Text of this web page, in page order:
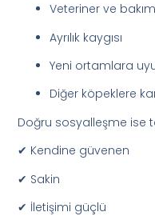
Veteriner ve
Ayrılık kaygısı
Yeni ortamlara
Diğer köpeklere
Doğru sosyalleşme ise
✔ Kendine güvenen
✔ Sakin
✔ İletişimi güçlü